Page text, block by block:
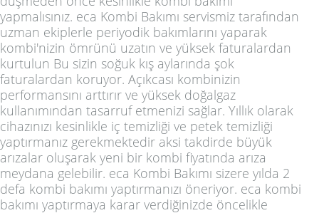
yapmalısınız. eca Kombi Bakımı servismiz tarafından
uzman ekiplerle periyodik bakımlarını yaparak
kombi'nizin ömrünü uzatın ve yüksek faturalardan
kurtulun Bu sizin soğuk kış aylarında şok
faturalardan koruyor. Açıkcası kombinizin
performansını arttırır ve yüksek doğalgaz
kullanımından tasarruf etmenizi sağlar. Yıllık olarak
cihazınızı kesinlikle iç temizliği ve petek temizliği
yaptırmanız gerekmektedir aksi takdirde büyük
arızalar oluşarak yeni bir kombi fiyatında arıza
meydana gelebilir. eca Kombi Bakımı sizere yılda 2
defa kombi bakımı yaptırmanızı öneriyor. eca kombi
bakımı yaptırmaya karar verdiğinizde öncelikle